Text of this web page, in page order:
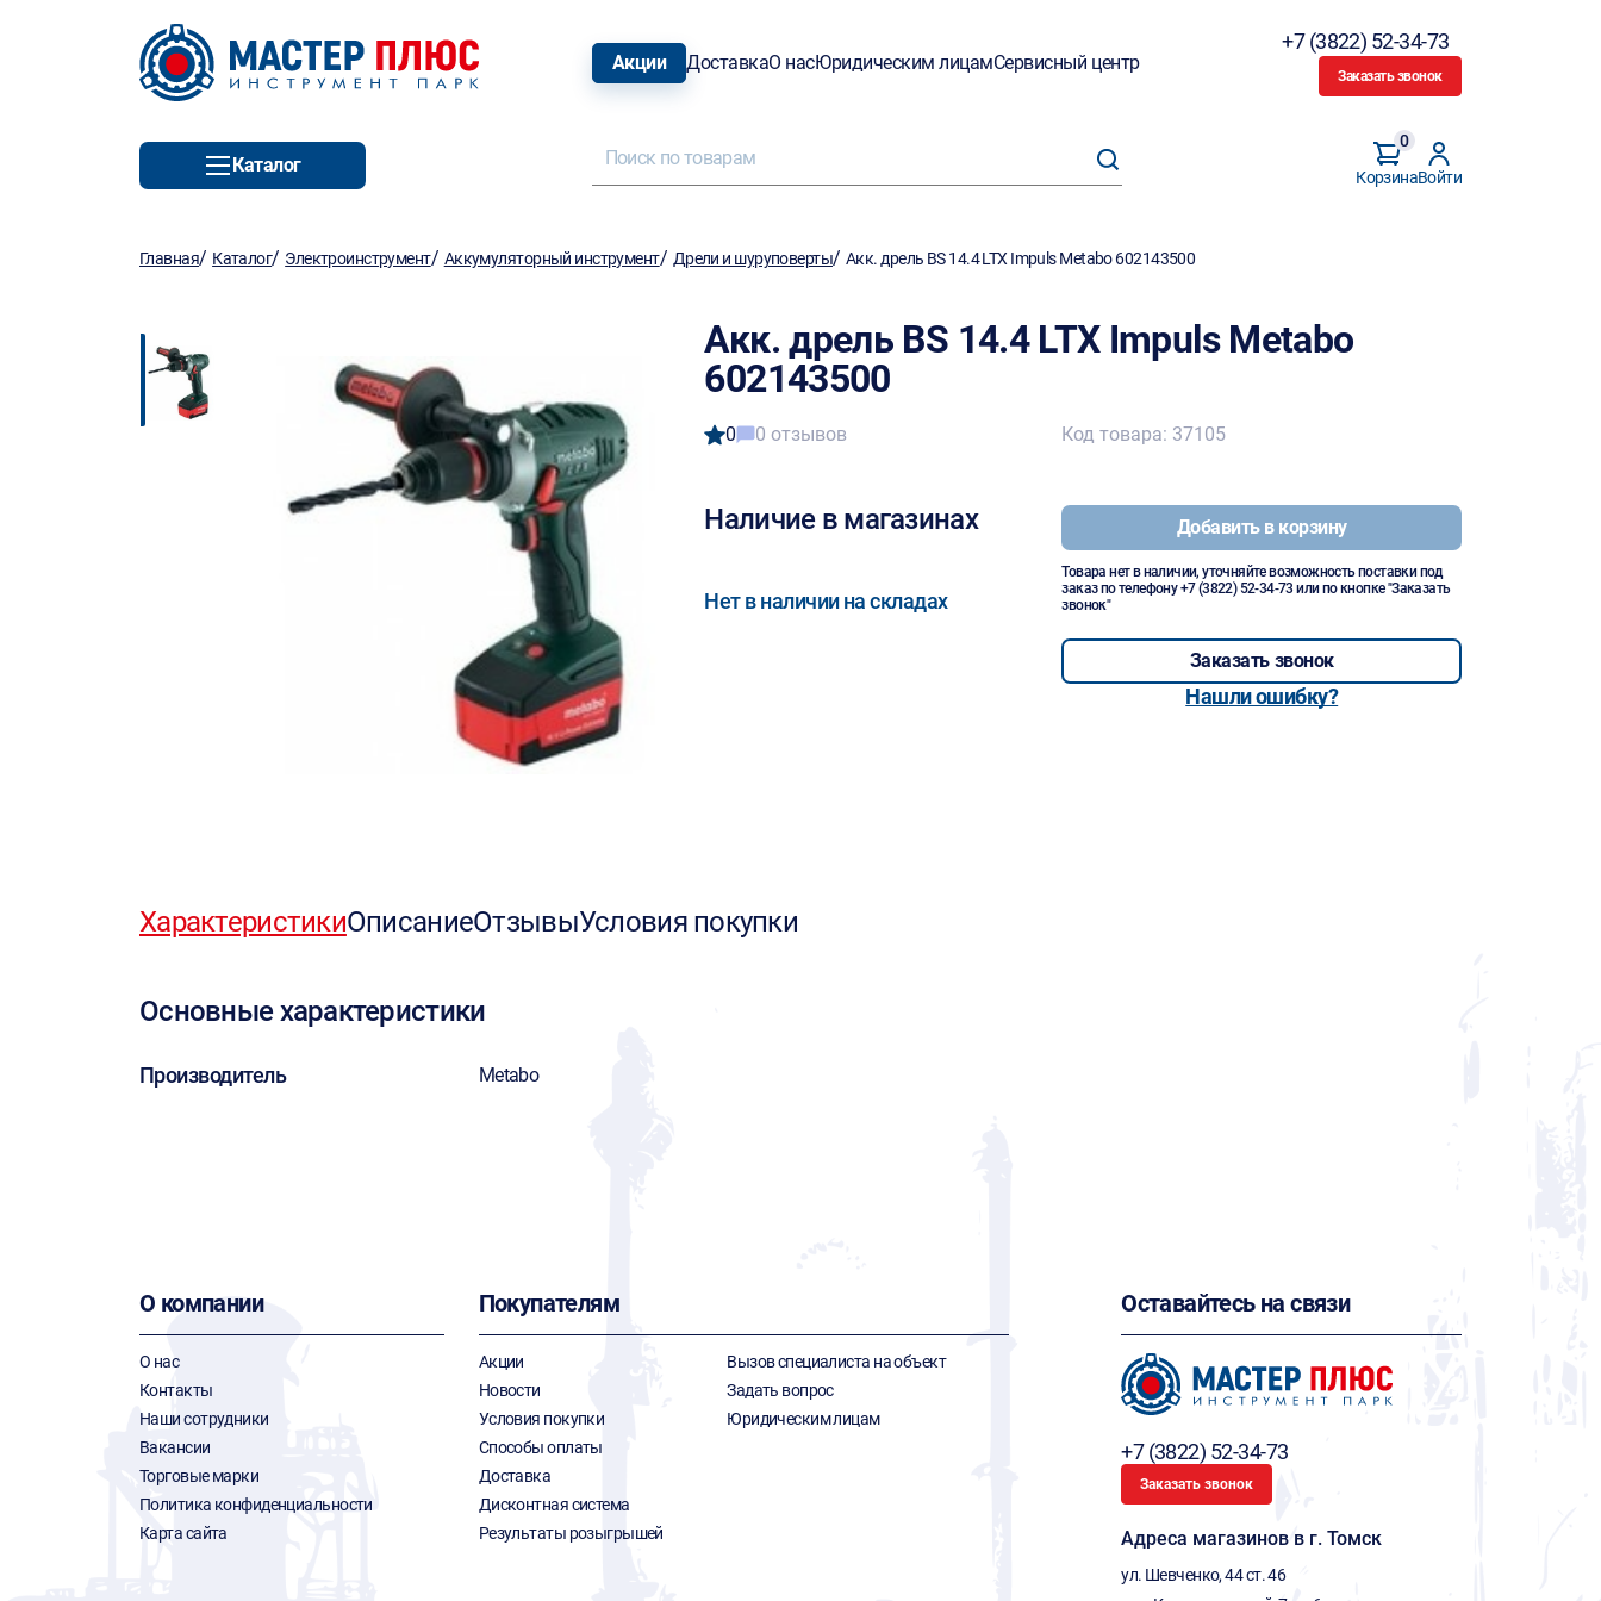
Акции ДоставкаО насЮридическим лицамСервисный центр
+7 (3822) 52-34-73
Заказать звонок
Каталог
Корзина
0
Войти
Главная/ Каталог/ Электроинструмент/ Аккумуляторный инструмент/ Дрели и шуруповерты/Акк. дрель BS 14.4 LTX Impuls Metabo 602143500
Акк. дрель BS 14.4 LTX Impuls Metabo
602143500
0 0 отзывов
Наличие в магазинах
Нет в наличии на складах
Код товара: 37105
Добавить в корзину
Товара нет в наличии, уточняйте возможность поставки под
заказ по телефону+7 (3822) 52-34-73 или по кнопке "Заказать
звонок"
Заказать звонок
Нашли ошибку?
ХарактеристикиОписаниеОтзывыУсловия покупки
Основные характеристики
Производитель Metabo
О компании
О нас
Контакты
Наши сотрудники
Вакансии
Торговые марки
Политика конфиденциальности
Карта сайта
Покупателям
Акции
Новости
Условия покупки
Способы оплаты
Доставка
Дисконтная система
Результаты розыгрышей
Вызов специалиста на объект
Задать вопрос
Юридическим лицам
Оставайтесь на связи
+7 (3822) 52-34-73
Заказать звонок
Адреса магазинов в г. Томск
ул. Шевченко, 44 ст. 46